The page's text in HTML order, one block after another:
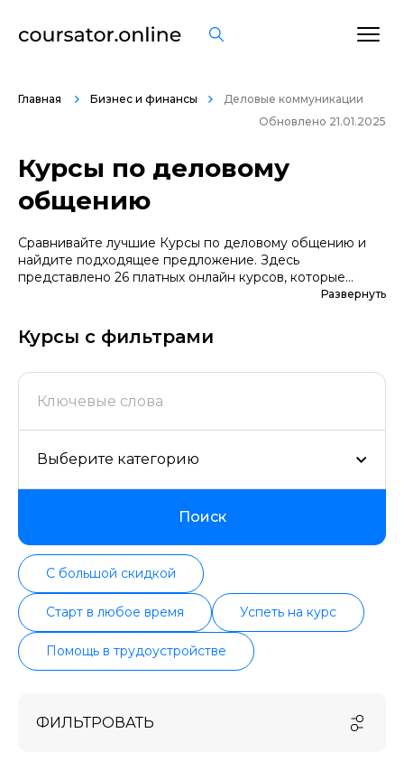
Главная Бизнес и финансы
Деловые коммуникации
Обновлено 21.01.2025
Курсы по деловому
общению
Сравнивайте лучшие Курсы по деловому общению и
найдите подходящее предложение. Здесь
представлено 26 платных онлайн курсов, которые
помогут вам стать грамотными специалистами. А если
попробуйте бесплатные варианты. Большой выбор
обучающих программ по цене, продолжительности,
поддерживаем информацию о всех курсах
проверенных школ в актуальном состоянии.
Развернуть
Курсы с фильтрами
Выберите категорию
Поиск
С большой скидкой
Старт в любое время Успеть на курс
Помощь в трудоустройстве
ФИЛЬТРОВАТЬ